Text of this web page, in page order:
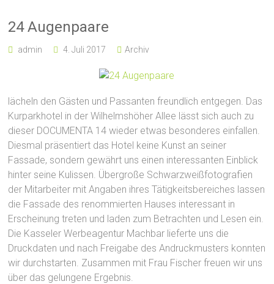
24 Augenpaare
admin 4. Juli 2017 Archiv
lächeln den Gästen und Passanten freundlich entgegen. Das
Kurparkhotel in der Wilhelmshöher Allee lässt sich auch zu
dieser DOCUMENTA 14 wieder etwas besonderes einfallen.
Diesmal präsentiert das Hotel keine Kunst an seiner
Fassade, sondern gewährt uns einen interessanten Einblick
hinter seine Kulissen. Übergroße Schwarzweißfotografien
der Mitarbeiter mit Angaben ihres Tätigkeitsbereiches lassen
die Fassade des renommierten Hauses interessant in
Erscheinung treten und laden zum Betrachten und Lesen ein.
Die Kasseler Werbeagentur Machbar lieferte uns die
Druckdaten und nach Freigabe des Andruckmusters konnten
wir durchstarten. Zusammen mit Frau Fischer freuen wir uns
über das gelungene Ergebnis.